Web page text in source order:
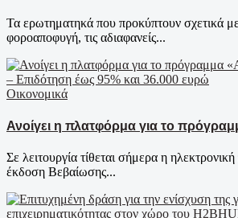
Τα ερωτηματηκά που προκύπτουν σχετικά
φοροαποφυγή, τις αδιαφανείς...
Οικονομικά
Ανοίγει η πλατφόρμα για το
Σε λειτουργία τίθεται σήμερα η
έκδοση Βεβαίωσης...